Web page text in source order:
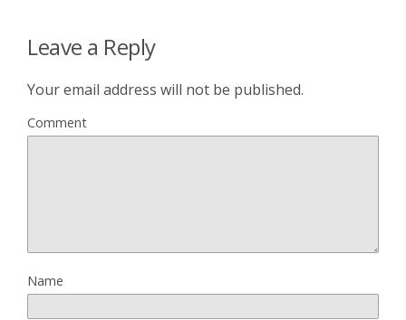
Leave a Reply
Your email address will not be published.
Comment
Name